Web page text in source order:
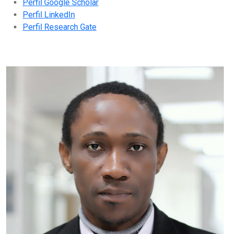
Perfil Google Scholar
Perfil LinkedIn
Perfil Research Gate